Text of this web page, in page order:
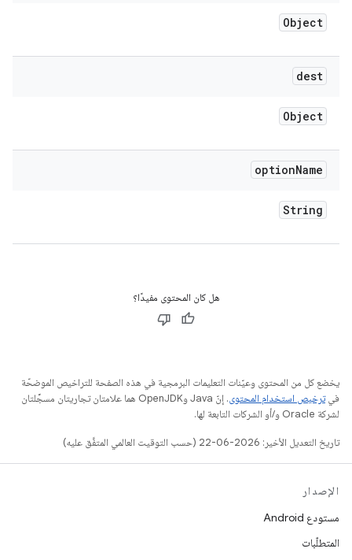
Object
dest
Object
optionName
String
هل كان المحتوى مفيدًا؟
يخضع كل من المحتوى وعيّنات التعليمات البرمجية في هذه الصفحة للتراخيص الموضحّة
فيترخيص استخدام المحتوى
. إنّ Java وOpenJDK هما علامتان تجاريتان مسجَّلتان
لشركة Oracle و/أو الشركات التابعة لها.
تاريخ التعديل الأخير: 2026-06-22 (حسب التوقيت العالمي المتفَّق عليه)
الإصدار
مستودع Android
المتطلّبات